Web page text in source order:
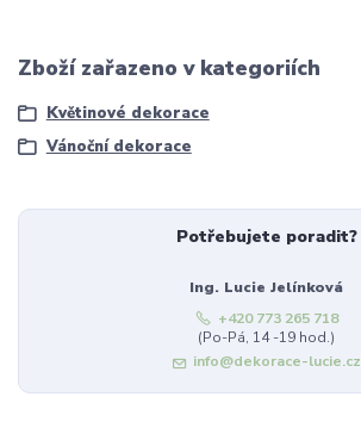
Zboží zařazeno v kategoriích
Květinové dekorace
Vánoční dekorace
Potřebujete poradit?
Ing. Lucie Jelínková
+420 773 265 718
(Po-Pá, 14 -19 hod.)
info@dekorace-lucie.cz